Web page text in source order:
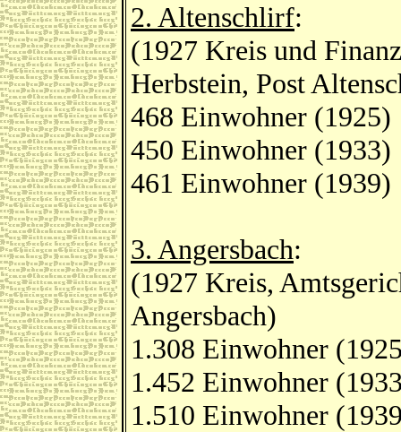
2. Altenschlirf:
(1927 Kreis und
Herbstein, Post
468 Einwohner (1925)
450 Einwohner (1933)
461 Einwohner (1939)
3. Angersbach:
(1927 Kreis,
Angersbach)
1.308 Einwohner
1.452 Einwohner
1.510 Einwohner